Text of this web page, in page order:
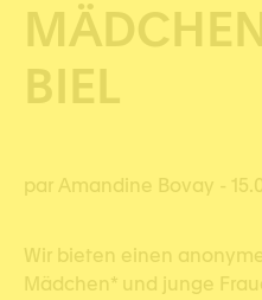
BIEL
par Amandine Bovay -
Wir bieten einen
Mädchen* und junge